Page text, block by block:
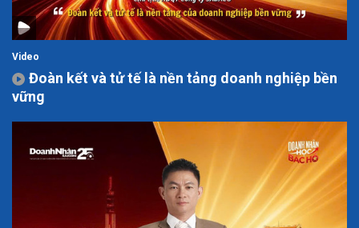
Video
Đoàn kết và tử tế là nền tảng doanh nghiệp bền
vững